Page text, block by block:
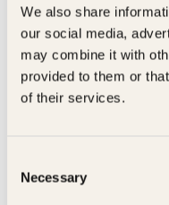
We also share
our social media,
may combine it with
provided to them or
of their services.
Selection
Necessary
Hallgrímur Helgasons
bestselgerlista siden
anmeldelser. Til høsten
Les mer
Romaner